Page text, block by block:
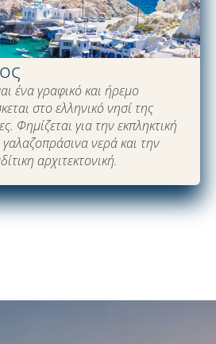
ένα γραφικό και ήρεμο
στο ελληνικό νησί της
Φημίζεται για την εκπληκτική
νερά και την
αρχιτεκτονική.